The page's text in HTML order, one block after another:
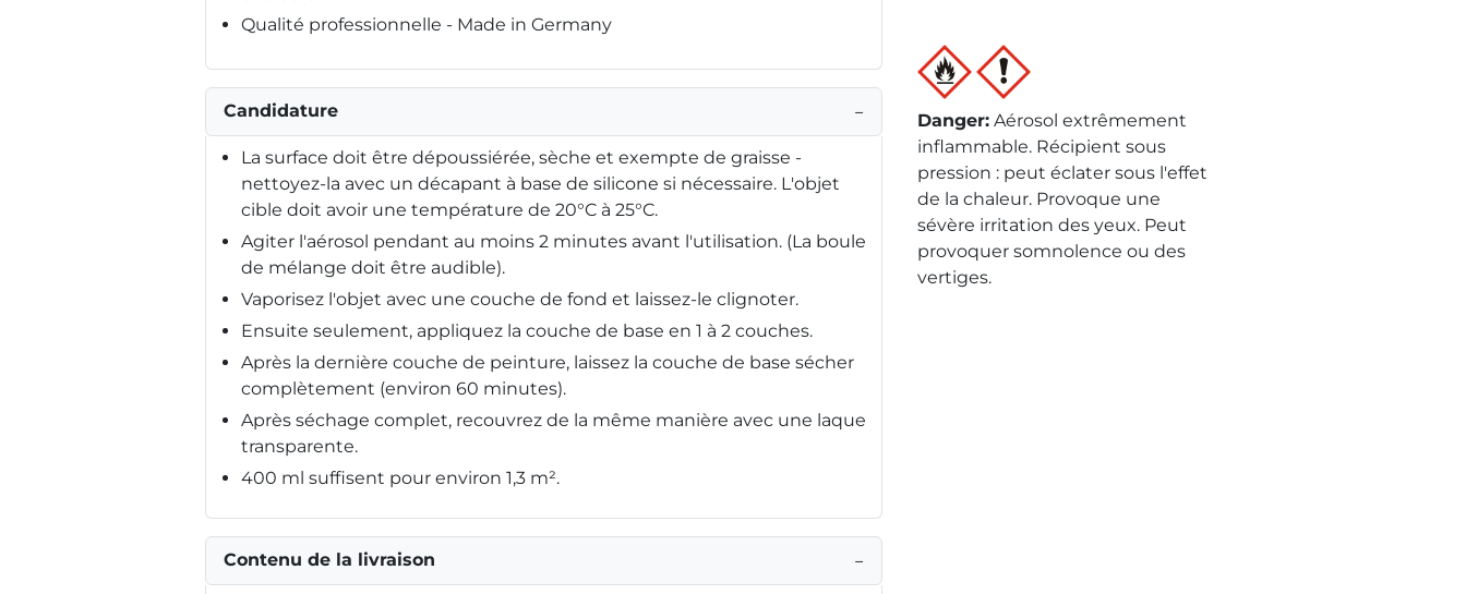
Qualité professionnelle - Made in Germany
Candidature −
La surface doit être dépoussiérée, sèche et exempte de graisse -
nettoyez-la avec un décapant à base de silicone si nécessaire. L'objet
cible doit avoir une température de 20°C à 25°C.
Agiter l'aérosol pendant au moins 2 minutes avant l'utilisation. (La boule
de mélange doit être audible).
Vaporisez l'objet avec une couche de fond et laissez-le clignoter.
Ensuite seulement, appliquez la couche de base en 1 à 2 couches.
Après la dernière couche de peinture, laissez la couche de base sécher
complètement (environ 60 minutes).
Après séchage complet, recouvrez de la même manière avec une laque
transparente.
400 ml suffisent pour environ 1,3 m².
Contenu de la livraison −
Danger: Aérosol extrêmement
inflammable. Récipient sous
pression : peut éclater sous l'effet
de la chaleur. Provoque une
sévère irritation des yeux. Peut
provoquer somnolence ou des
vertiges.